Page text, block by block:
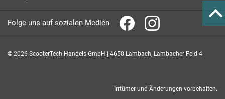
Folge uns auf sozialen Medien
© 2026 ScooterTech Handels GmbH | 4650 Lambach, Lambacher Feld 4
Irrtümer und Änderungen vorbehalten.